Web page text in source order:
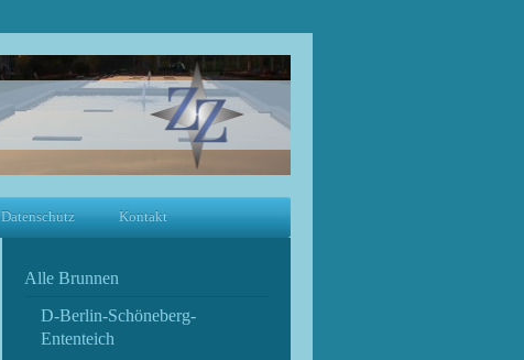
Datenschutz Kontakt
Alle Brunnen
D-Berlin-Schöneberg-
Ententeich